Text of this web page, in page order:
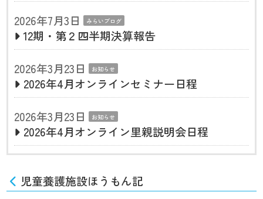
2026年7月3日
みらいブログ
12期・第２四半期決算報告
2026年3月23日
お知らせ
2026年4月オンラインセミナー日程
2026年3月23日
お知らせ
2026年4月オンライン里親説明会日程
児童養護施設ほうもん記